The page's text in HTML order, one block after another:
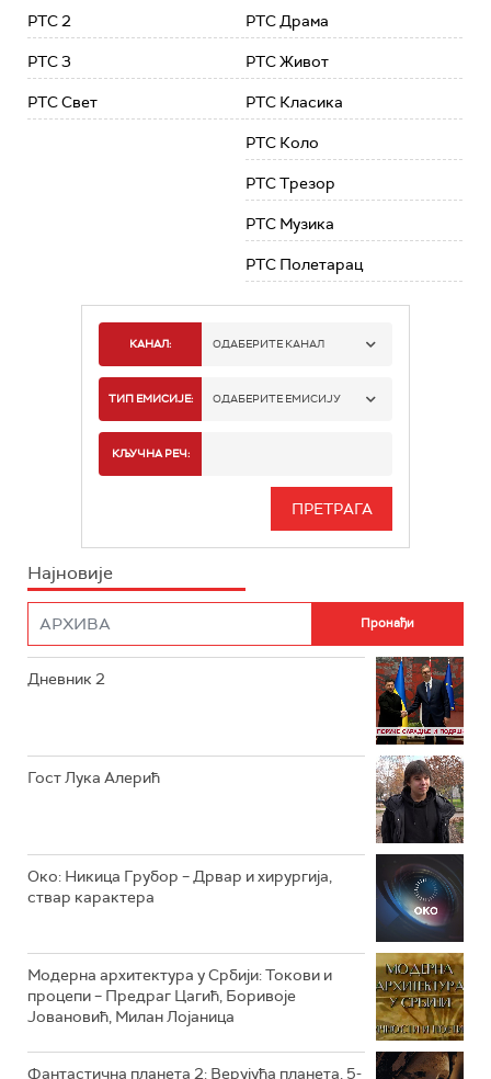
РТС 2
РТС 3
РТС Свет
РТС Драма
РТС Живот
РТС Класика
РТС Коло
РТС Трезор
РТС Музика
РТС Полетарац
КАНАЛ: ОДАБЕРИТЕ КАНАЛ
РТС 1
РТС 3
ТИП ЕМИСИЈЕ: ОДАБЕРИТЕ ЕМИСИЈУ
ИНФО
КЉУЧНА РЕЧ:
Најновије
Дневник 2
Гост Лука Алерић
Око: Никица Грубор – Дрвар и хирургија,
ствар карактера
Модерна архитектура у Србији: Токови и
процепи – Предраг Цагић, Боривоје
Јовановић, Милан Лојаница
Фантастична планета 2: Верујућа планета, 5-